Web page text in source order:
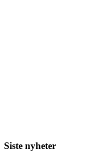
Siste nyheter